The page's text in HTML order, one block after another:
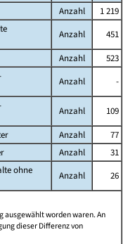
Anzahl
1 219
Anzahl
451
Anzahl
523
Anzahl
-
Anzahl
109
Anzahl
77
Anzahl
31
ohne
Anzahl
26
ausgewählt worden waren. An
dieser Differenz von